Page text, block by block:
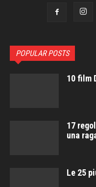
POPULAR POSTS
10 film
17
una
Le 25